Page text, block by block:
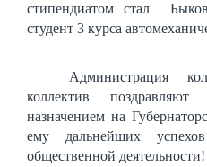
стипендиатом стал
студент 3 курса
Администрация
коллектив
назначением на
ему дальнейших
общественной деятельности!